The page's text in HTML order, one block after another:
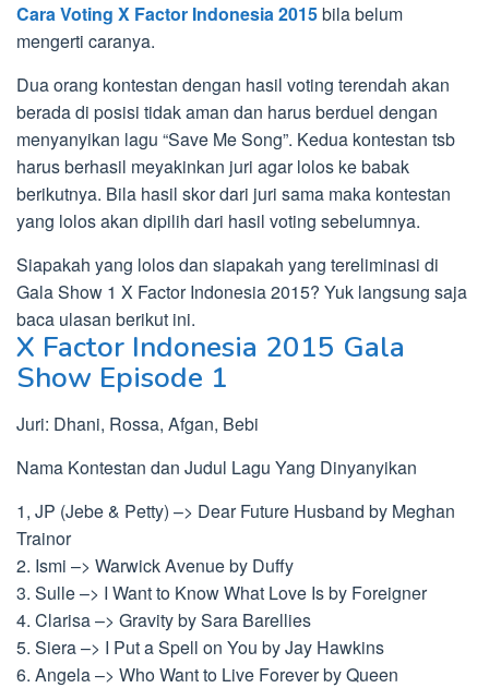
Cara Voting X Factor Indonesia 2015bila belum
mengerti caranya.
Dua orang kontestan dengan hasil voting terendah akan
berada di posisi tidak aman dan harus berduel dengan
menyanyikan lagu “Save Me Song”. Kedua kontestan tsb
harus berhasil meyakinkan juri agar lolos ke babak
berikutnya. Bila hasil skor dari juri sama maka kontestan
yang lolos akan dipilih dari hasil voting sebelumnya.
Siapakah yang lolos dan siapakah yang tereliminasi di
Gala Show 1 X Factor Indonesia 2015? Yuk langsung saja
baca ulasan berikut ini.
X Factor Indonesia 2015 Gala
Show Episode 1
Juri: Dhani, Rossa, Afgan, Bebi
Nama Kontestan dan Judul Lagu Yang Dinyanyikan
1, JP (Jebe & Petty) –> Dear Future Husband by Meghan
Trainor
2. Ismi –> Warwick Avenue by Duffy
3. Sulle –> I Want to Know What Love Is by Foreigner
4. Clarisa –> Gravity by Sara Barellies
5. Siera –> I Put a Spell on You by Jay Hawkins
6. Angela –> Who Want to Live Forever by Queen